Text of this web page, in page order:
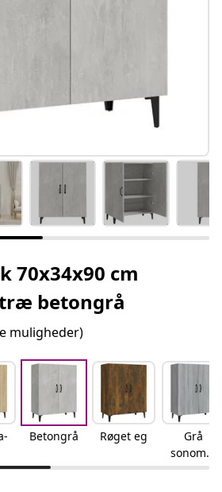
70x34x90 cm
betongrå
muligheder)
Betongrå Røget eg
Grå
sonoma-
eg